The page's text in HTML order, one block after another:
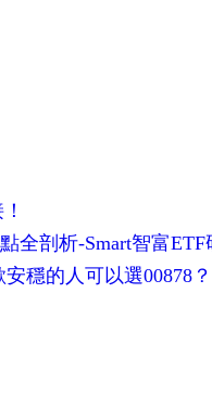
全剖析-Smart智富ETF
穩的人可以選00878？